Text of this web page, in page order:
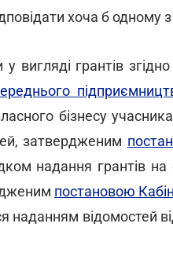
хоча б одному з
вигляді грантів
бізнесу
затвердженим
надання грантів на
постановою
наданням відомостей